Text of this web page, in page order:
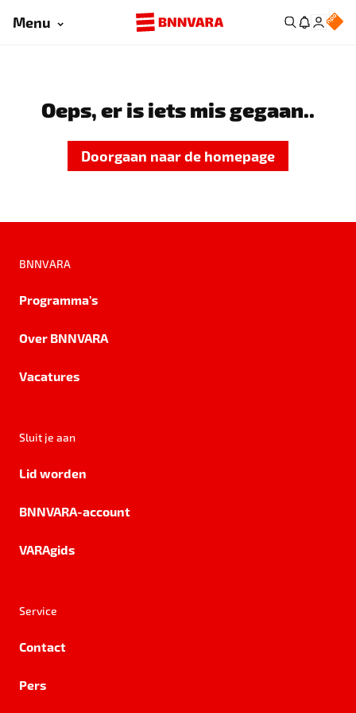
Menu
Oeps, er is iets mis gegaan..
Doorgaan naar de homepage
BNNVARA
Programma's
Over BNNVARA
Vacatures
Sluit je aan
Lid worden
BNNVARA-account
VARAgids
Service
Contact
Pers